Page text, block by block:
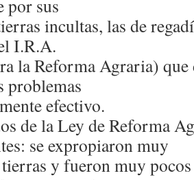
por sus
incultas, las de
I.R.A.
la Reforma Agraria) que
problemas
efectivo.
de la Ley de Reforma
se expropiaron muy
y fueron muy